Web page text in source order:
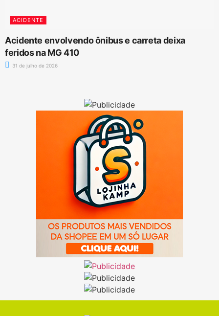
ACIDENTE
Acidente envolvendo ônibus e carreta deixa
feridos na MG 410
31 de julho de 2026